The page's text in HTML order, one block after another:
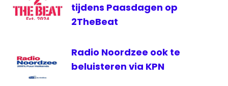
tijdens Paasdagen op
2TheBeat
Radio Noordzee ook te
beluisteren via KPN